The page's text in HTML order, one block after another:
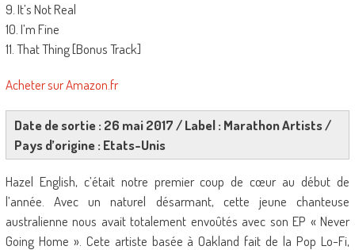
9. It’s Not Real
10. I’m Fine
11. That Thing [Bonus Track]
Acheter sur Amazon.fr
Date de sortie : 26 mai 2017 / Label : Marathon Artists /
Pays d’origine : Etats-Unis
Hazel English, c’était notre premier coup de cœur au début de
l’année. Avec un naturel désarmant, cette jeune chanteuse
australienne nous avait totalement envoûtés avec son EP « Never
Going Home ». Cete artiste basée à Oakland fait de la Pop Lo-Fi,